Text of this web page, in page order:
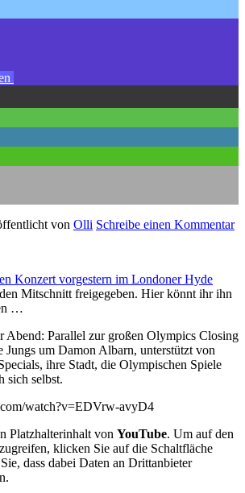
von Olli Schreibe einen Kommentar
Konzert vorgestern im Londoner Hyde
Mitschnitt freigegeben. Hier könnt ihr ihn
…
Abend: Parallel zur großen Olympics Closing
Jungs um Damon Albarn, unterstützt von
ihre Stadt, die Olympischen Spiele
sich selbst.
watch?v=EDVrw-avyD4
Platzhalterinhalt von YouTube. Um auf den
klicken Sie auf die Schaltfläche
dass dabei Daten an Drittanbieter